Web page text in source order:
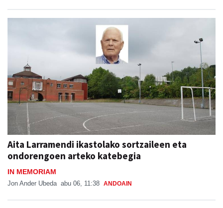
Aita Larramendi ikastolako sortzaileen eta
ondorengoen arteko katebegia
IN MEMORIAM
Jon Ander Ubeda abu 06, 11:38 ANDOAIN